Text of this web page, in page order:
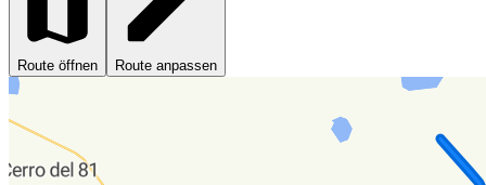
Route öffnen Route anpassen